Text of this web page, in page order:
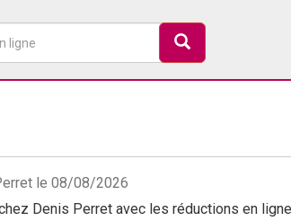
le 08/08/2026
Denis Perret avec les réductions en